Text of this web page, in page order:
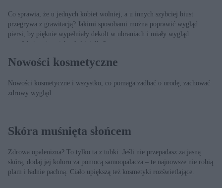
Co sprawia, że u jednych kobiet wolniej, a u innych szybciej biust
przegrywa z grawitacją? Jakimi sposobami można poprawić wygląd
piersi, by pięknie wypełniały dekolt w ubraniach i miały wygląd
satysfakcjonujący ich właścicielkę?
Nowości kosmetyczne
Nowości kosmetyczne i wszystko, co pomaga zadbać o urodę, zachować
zdrowy wygląd.
Skóra muśnięta słońcem
Zdrowa opalenizna? To tylko ta z tubki. Jeśli nie przepadasz za jasną
skórą, dodaj jej koloru za pomocą samoopalacza – te najnowsze nie robią
plam i ładnie pachną. Ciało upiększą też kosmetyki rozświetlające.